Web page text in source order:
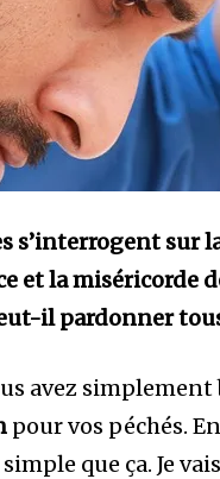
s’interrogent sur
et la miséricorde
il pardonner
avez simplement
pour vos péchés.
simple que ça. Je